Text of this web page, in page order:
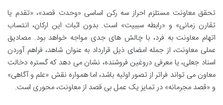
تحقق معاونت مستلزم احراز سه رکن اساسی «وحدت قصد»، «تقدم یا
تقارن زمانی» و «رابطه سببیت» است. بدون اثبات این ارکان، انتساب
اتهام معاونت به فرد، با چالش های جدی مواجه خواهد بود. مصادیق
عملی معاونت، از جمله امضای ذیل قرارداد به عنوان شاهد، فراهم آوردن
اسناد جعلی، یا معرفی دروغین فروشنده، نشان می دهد که گستره دخالت
معاون می تواند فراتر از تصور اولیه باشد، اما همواره نقش «علم و آگاهی»
و «قصد مجرمانه» در تمایز یک عمل بی قصد از معاونت، محوری است.